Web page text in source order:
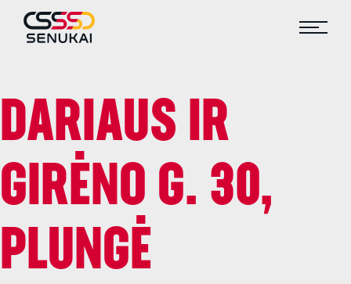
DARIAUS IR
GIRĖNO G. 30,
PLUNGĖ